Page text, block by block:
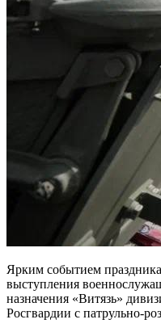
Ярким событием
выступления
назначения «Витязь»
Росгвардии с патрульно-